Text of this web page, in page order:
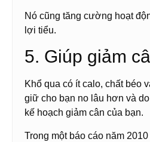
Nó cũng tăng cường hoạt
lợi tiểu.
5. Giúp giảm
Khổ qua có ít calo, chất béo
giữ cho bạn no lâu hơn và
kế hoạch giảm cân của bạn.
Trong một báo cáo năm